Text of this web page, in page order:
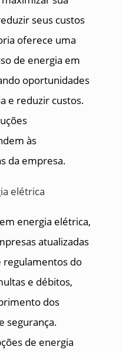
seus custos
oferece uma
de energia em
oportunidades
e reduzir custos.
às
da empresa.
energia elétrica,
atualizadas
regulamentos do
e débitos,
dos
segurança.
de energia